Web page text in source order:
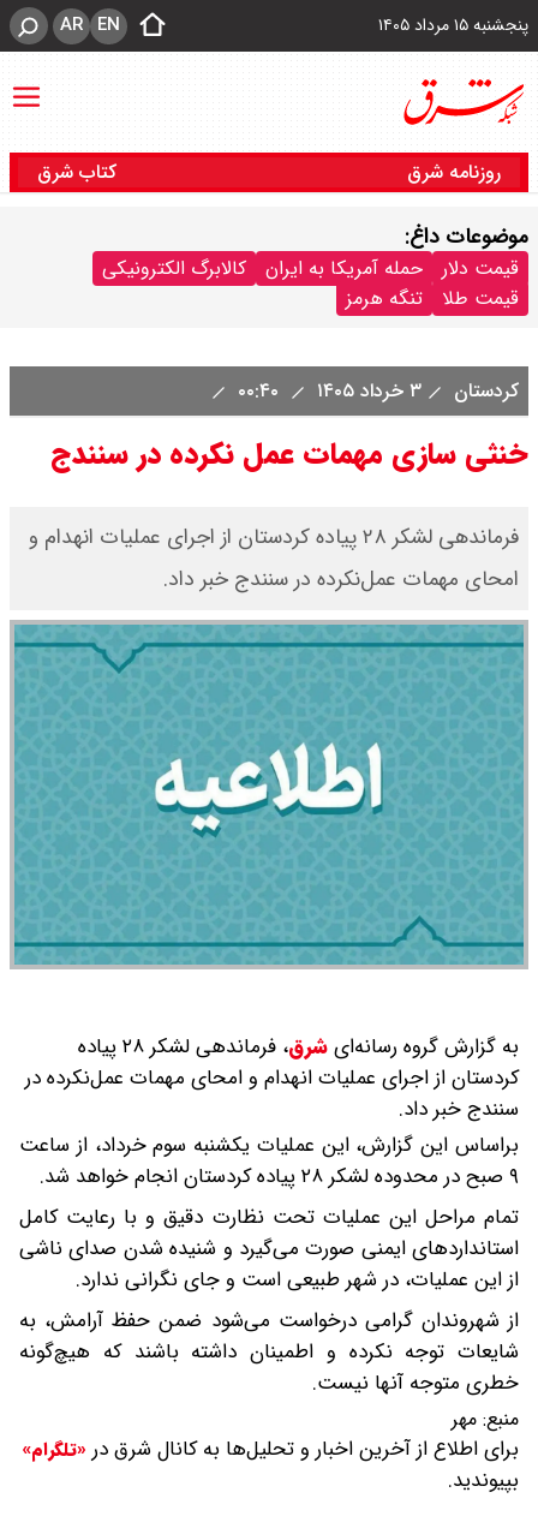
پنجشنبه ۱۵ مرداد ۱۴۰۵ EN
AR
روزنامه شرق کتاب شرق
موضوعات داغ:
قیمت دلار حمله آمریکا به ایران
کالابرگ الکترونیکی
قیمت طلا
تنگه هرمز
کردستان ۳ خرداد ۱۴۰۵
خنثی سازی مهمات عمل نکرده در سنندج
فرماندهی لشکر ۲۸ پیاده کردستان از اجرای عملیات انهدام و
امحای مهمات عمل‌نکرده در سنندج خبر داد. ‌
به گزارش گروه رسانه‌ایشرق،
فرماندهی لشکر ۲۸ پیاده
کردستان از اجرای عملیات انهدام و امحای مهمات عمل‌نکرده در
سنندج خبر داد.
براساس این گزارش، این عملیات یکشنبه سوم خرداد، از ساعت
۹ صبح در محدوده لشکر ۲۸ پیاده کردستان انجام خواهد شد.
تمام مراحل این عملیات تحت نظارت دقیق و با رعایت کامل
استانداردهای ایمنی صورت می‌گیرد و شنیده شدن صدای ناشی
از این عملیات، در شهر طبیعی است و جای نگرانی ندارد.
از شهروندان گرامی درخواست می‌شود ضمن حفظ آرامش، به
شایعات توجه نکرده و اطمینان داشته باشند که هیچ‌گونه
خطری متوجه آنها نیست.
منبع: مهر
برای اطلاع از آخرین اخبار و تحلیل‌ها به کانال شرق در «تلگرام»
بپیوندید.